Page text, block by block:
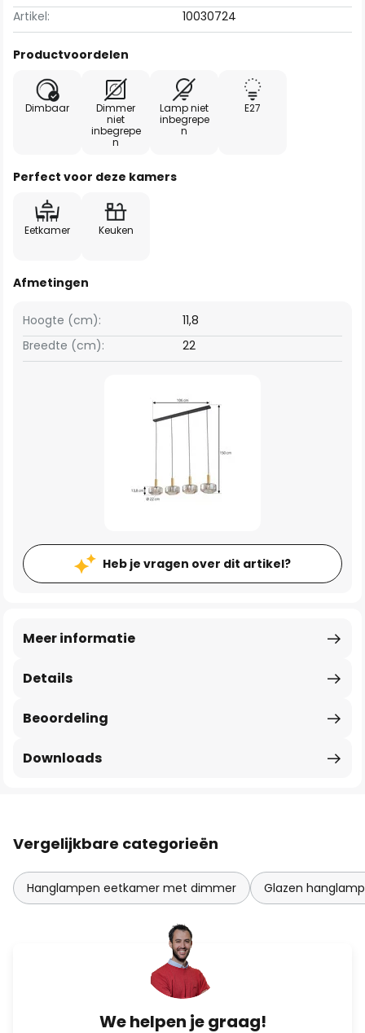
Artikel:
10030724
Productvoordelen
Dimbaar
Dimmer
niet
inbegrepe
n
Lamp niet
inbegrepe
n
E27
Perfect voor deze kamers
Eetkamer Keuken
Afmetingen
Breedte (cm): 22
Hoogte (cm): 11,8
Heb je vragen over dit artikel?
Details
Meer informatie
Beoordeling
Downloads
Vergelijkbare categorieën
Hanglampen eetkamer met dimmer Glazen
We helpen je graag!